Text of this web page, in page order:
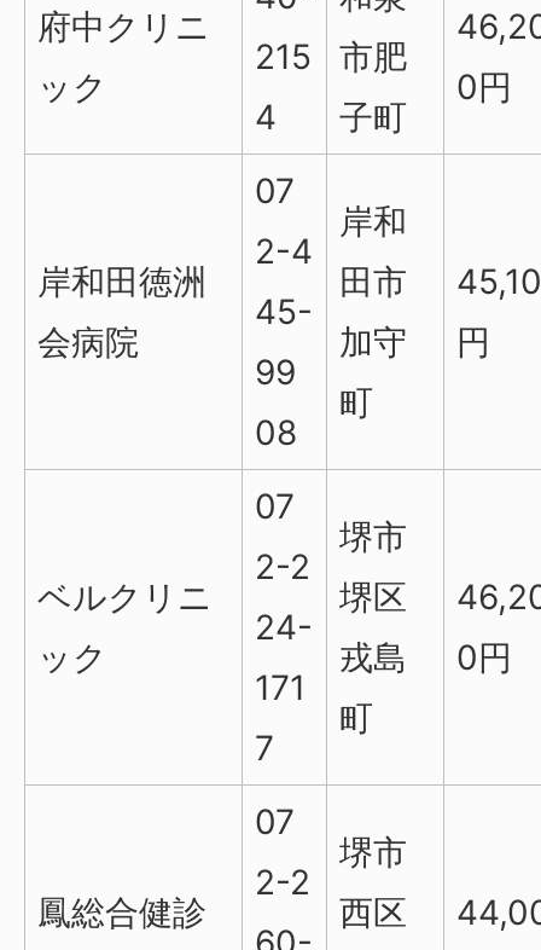
府中クリニ
ック
215
4
市肥
子町
0円
岸和田徳洲
会病院
07
2-4
45-
99
08
岸和
田市
加守
町
円
ベルクリニ
ック
07
2-2
24-
171
7
堺市
堺区
戎島
町
0円
鳳総合健診
07
2-2
堺市
西区